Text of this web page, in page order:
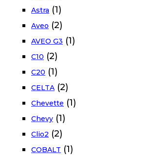
Astra (1)
Aveo (2)
AVEO G3 (1)
C10 (2)
C20 (1)
CELTA (2)
Chevette (1)
Chevy (1)
Clio2 (2)
COBALT (1)